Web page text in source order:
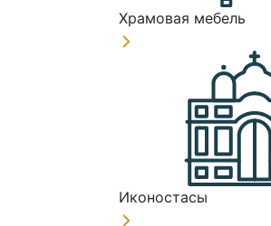
Храмовая мебель
Иконостасы